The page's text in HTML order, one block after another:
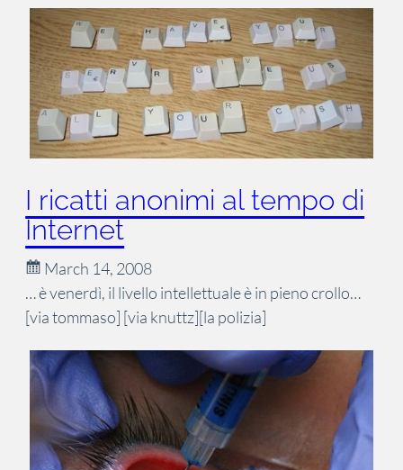
I ricatti anonimi al tempo di
Internet
March 14, 2008
… è venerdì, il livello intellettuale è in pieno crollo…
[via tommaso] [via knuttz][la polizia]